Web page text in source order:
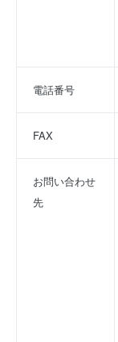
電話番号
FAX
お問い合わせ
先